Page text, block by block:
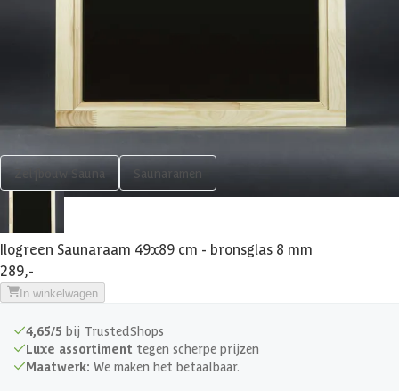
EAN-code
Shop meer
Zelfbouw Sauna Saunaramen
Ilogreen Saunaraam 49x89 cm - bronsglas 8 mm
289,-
In winkelwagen
4,65/5 bij TrustedShops
Luxe assortiment tegen scherpe prijzen
Maatwerk: We maken het betaalbaar.